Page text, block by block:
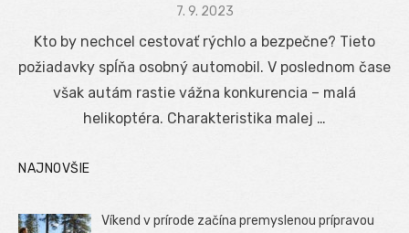
Posted
7. 9. 2023
Kto by nechcel cestovať rýchlo a bezpečne? Tieto
požiadavky spĺňa osobný automobil. V poslednom čase
však autám rastie vážna konkurencia – malá
helikoptéra. Charakteristika malej …
NAJNOVŠIE
Víkend v prírode začína premyslenou prípravou